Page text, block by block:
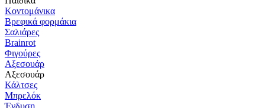
Κοντομάνικα
Βρεφικά φορμάκια
Σαλιάρες
Brainrot
Φιγούρες
Αξεσουάρ
Αξεσουάρ
Κάλτσες
Μπρελόκ
Ένδυση